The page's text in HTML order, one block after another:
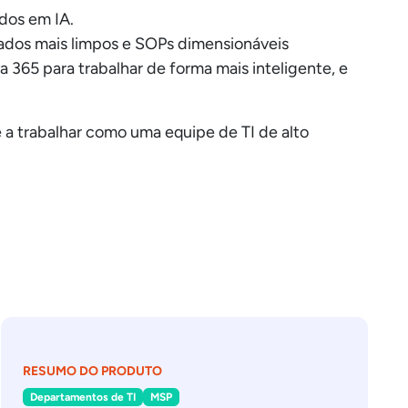
em IA.
mais limpos e SOPs dimensionáveis
365 para trabalhar de forma mais inteligente, e
trabalhar como uma equipe de TI de alto
RESUMO DO PRODUTO
Departamentos de TI MSP